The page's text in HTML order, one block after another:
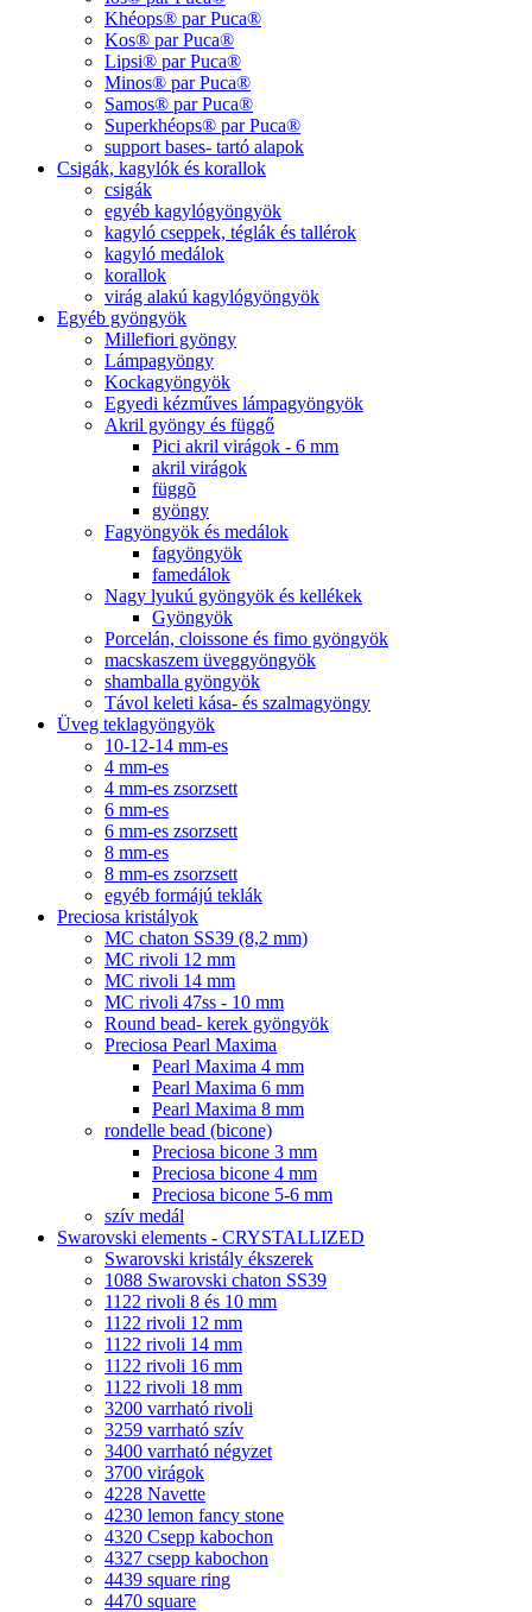
Khéops® par Puca®
Kos® par Puca®
Lipsi® par Puca®
Minos® par Puca®
Samos® par Puca®
Superkhéops® par Puca®
support bases- tartó alapok
Csigák, kagylók és korallok
csigák
egyéb kagylógyöngyök
kagyló cseppek, téglák és tallérok
kagyló medálok
korallok
virág alakú kagylógyöngyök
Egyéb gyöngyök
Millefiori gyöngy
Lámpagyöngy
Kockagyöngyök
Egyedi kézműves lámpagyöngyök
Akril gyöngy és függő
Pici akril virágok - 6 mm
akril virágok
függõ
gyöngy
Fagyöngyök és medálok
fagyöngyök
famedálok
Nagy lyukú gyöngyök és kellékek
Gyöngyök
Porcelán, cloissone és fimo gyöngyök
macskaszem üveggyöngyök
shamballa gyöngyök
Távol keleti kása- és szalmagyöngy
Üveg teklagyöngyök
10-12-14 mm-es
4 mm-es
4 mm-es zsorzsett
6 mm-es
6 mm-es zsorzsett
8 mm-es
8 mm-es zsorzsett
egyéb formájú teklák
Preciosa kristályok
MC chaton SS39 (8,2 mm)
MC rivoli 12 mm
MC rivoli 14 mm
MC rivoli 47ss - 10 mm
Round bead- kerek gyöngyök
Preciosa Pearl Maxima
Pearl Maxima 4 mm
Pearl Maxima 6 mm
Pearl Maxima 8 mm
rondelle bead (bicone)
Preciosa bicone 3 mm
Preciosa bicone 4 mm
Preciosa bicone 5-6 mm
szív medál
Swarovski elements - CRYSTALLIZED
Swarovski kristály ékszerek
1088 Swarovski chaton SS39
1122 rivoli 8 és 10 mm
1122 rivoli 12 mm
1122 rivoli 14 mm
1122 rivoli 16 mm
1122 rivoli 18 mm
3200 varrható rivoli
3259 varrható szív
3400 varrható négyzet
3700 virágok
4228 Navette
4230 lemon fancy stone
4320 Csepp kabochon
4327 csepp kabochon
4439 square ring
4470 square